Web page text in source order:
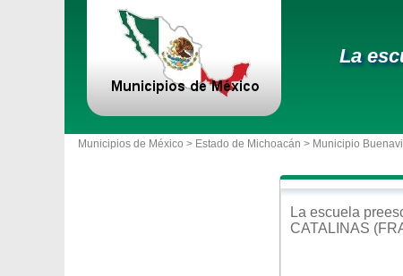
La
Municipios de México > Estado de Michoacán > Municipio
La escuela
CATALINAS